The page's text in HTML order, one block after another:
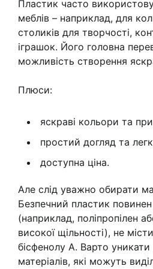
Пластик часто
меблів – наприклад, для
столиків для творчості,
іграшок. Його головна
можливість створення
Плюси:
яскраві кольори та
простий догляд та
доступна ціна.
Але слід уважно обирати
Безпечний пластик
(наприклад, поліпропілен
високої щільності), не
бісфенолу А. Варто уникати
матеріалів, які можуть